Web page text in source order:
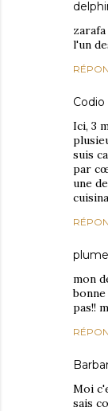
zarafa
l'un
Codio
Ici, 3
suis
par
une
mon
pas!!
Moi
sais